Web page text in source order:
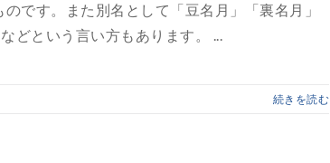
です。また別名として「豆名月」「裏名月」
どという言い方もあります。 ...
続きを読む